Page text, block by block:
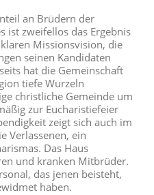
an Brüdern der
ist zweifellos das Ergebnis
Missionsvision, die
seinen Kandidaten
hat die Gemeinschaft
tiefe Wurzeln
christliche Gemeinde um
zur Eucharistiefeier
zeigt sich auch im
Verlassenen, ein
Das Haus
und kranken Mitbrüder.
das jenen beisteht,
haben.